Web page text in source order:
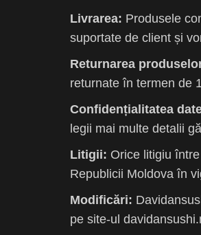
Livrarea: Produsele
suportate de client și
Returnarea
returnate în termen de
Confidențialitatea
legii mai multe detalii
Litigii: Orice litigiu
Republicii Moldova în
Modificări:
pe site-ul